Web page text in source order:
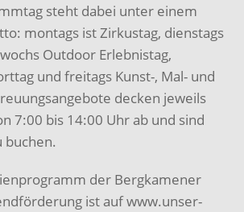
steht dabei unter einem
montags ist Zirkustag, dienstags
Outdoor Erlebnistag,
und freitags Kunst-, Mal- und
decken jeweils
7:00 bis 14:00 Uhr ab und sind
buchen.
der Bergkamener
ist aufwww.unser-